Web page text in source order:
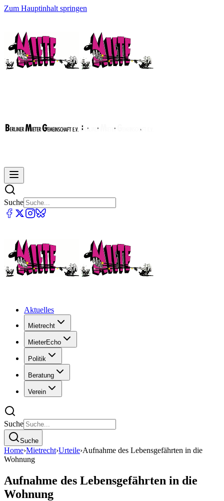
Zum Hauptinhalt springen
Suche
Aktuelles
Mietrecht
MieterEcho
Politik
Beratung
Verein
Suche
Suche
Home›Mietrecht›Urteile›Aufnahme des Lebensgefährten in die
Wohnung
Aufnahme des Lebensgefährten in die
Wohnung